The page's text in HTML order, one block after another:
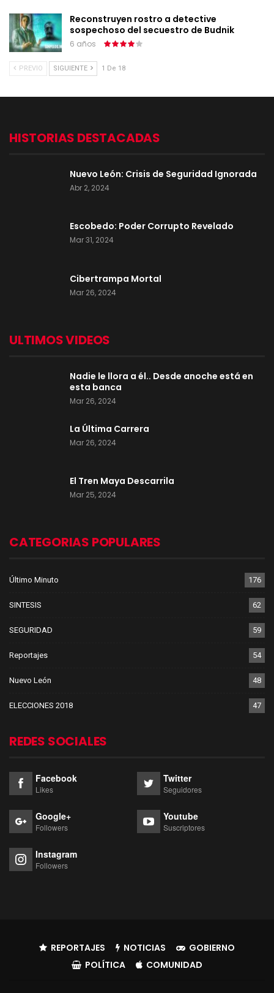
Reconstruyen rostro a detective
sospechoso del secuestro de Budnik
6 años
PREVIO SIGUIENTE 1 De 18
HISTORIAS DESTACADAS
Nuevo León: Crisis de Seguridad Ignorada
Abr 2, 2024
Escobedo: Poder Corrupto Revelado
Mar 31, 2024
Cibertrampa Mortal
Mar 26, 2024
ULTIMOS VIDEOS
Nadie le llora a él.. Desde anoche está en
esta banca
Mar 26, 2024
La Última Carrera
Mar 26, 2024
El Tren Maya Descarrila
Mar 25, 2024
CATEGORIAS POPULARES
Último Minuto 176
SINTESIS 62
SEGURIDAD 59
Reportajes 54
Nuevo León 48
ELECCIONES 2018 47
REDES SOCIALES
Facebook
Likes
Twitter
Seguidores
Google+
Followers
Youtube
Suscriptores
Instagram
Followers
REPORTAJES NOTICIAS
GOBIERNO
POLÍTICA
COMUNIDAD